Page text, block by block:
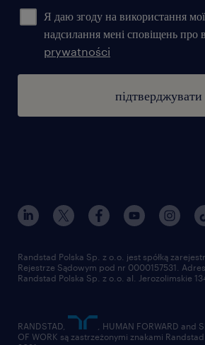
Я даю згоду на використання
надсилання мені сповіщень про
prywatności
підтверджувати
Randstad Polska Sp. z o.o. jest spółką
Rejestrze Sądowym pod nr 0000157531.
Randstad Polska Sp. z o.o. al. Jerozolimskie
RANDSTAD,
, HUMAN FORWARD and
OF WORK są zastrzeżonymi znakami